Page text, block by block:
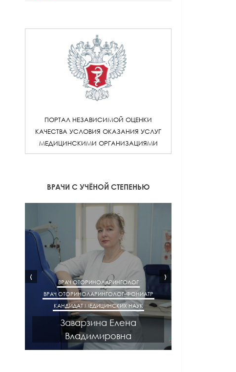
ПОРТАЛ НЕЗАВИСИМОЙ ОЦЕНКИ
КАЧЕСТВА УСЛОВИЯ ОКАЗАНИЯ УСЛУГ
МЕДИЦИНСКИМИ ОРГАНИЗАЦИЯМИ
ВРАЧИ С УЧЁНОЙ СТЕПЕНЬЮ
ВРАЧ ОТОРИНОЛАРИНГОЛОГ
ВРАЧ ОТОРИНОЛАРИНГОЛОГ-ФОНИАТР
КАНДИДАТ МЕДИЦИНСКИХ НАУК
Заварзина Елена
Владимировна
‹ ›